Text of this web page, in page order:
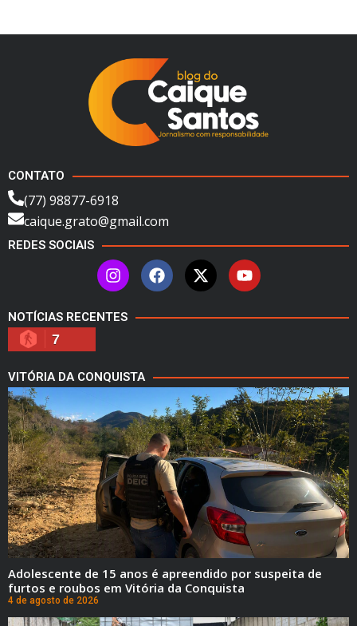
CONTATO
(77) 98877-6918
caique.grato@gmail.com
REDES SOCIAIS
NOTÍCIAS RECENTES
7
VITÓRIA DA CONQUISTA
Adolescente de 15 anos é apreendido por suspeita de
furtos e roubos em Vitória da Conquista
4 de agosto de 2026